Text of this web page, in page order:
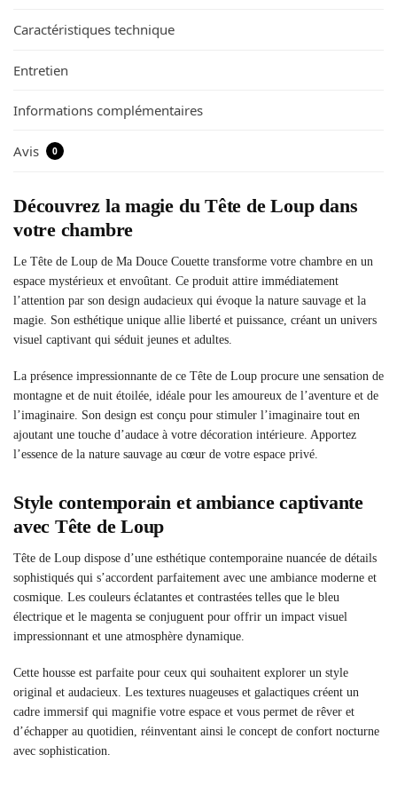
Caractéristiques technique
Entretien
Informations complémentaires
Avis 0
Découvrez la magie du Tête de Loup dans
votre chambre
Le Tête de Loup de Ma Douce Couette transforme votre chambre en un
espace mystérieux et envoûtant. Ce produit attire immédiatement
l’attention par son design audacieux qui évoque la nature sauvage et la
magie. Son esthétique unique allie liberté et puissance, créant un univers
visuel captivant qui séduit jeunes et adultes.
La présence impressionnante de ce Tête de Loup procure une sensation de
montagne et de nuit étoilée, idéale pour les amoureux de l’aventure et de
l’imaginaire. Son design est conçu pour stimuler l’imaginaire tout en
ajoutant une touche d’audace à votre décoration intérieure. Apportez
l’essence de la nature sauvage au cœur de votre espace privé.
Style contemporain et ambiance captivante
avec Tête de Loup
Tête de Loup dispose d’une esthétique contemporaine nuancée de détails
sophistiqués qui s’accordent parfaitement avec une ambiance moderne et
cosmique. Les couleurs éclatantes et contrastées telles que le bleu
électrique et le magenta se conjuguent pour offrir un impact visuel
impressionnant et une atmosphère dynamique.
Cette housse est parfaite pour ceux qui souhaitent explorer un style
original et audacieux. Les textures nuageuses et galactiques créent un
cadre immersif qui magnifie votre espace et vous permet de rêver et
d’échapper au quotidien, réinventant ainsi le concept de confort nocturne
avec sophistication.